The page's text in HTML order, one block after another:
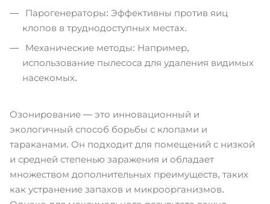
Парогенераторы: Эффективны против яиц
клопов в труднодоступных местах.
Механические методы: Например,
использование пылесоса для удаления видимых
насекомых.
Озонирование — это инновационный и
экологичный способ борьбы с клопами и
тараканами. Он подходит для помещений с низкой
и средней степенью заражения и обладает
множеством дополнительных преимуществ, таких
как устранение запахов и микроорганизмов.